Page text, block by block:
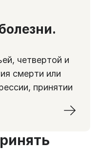
четвертой и
смерти или
принятии